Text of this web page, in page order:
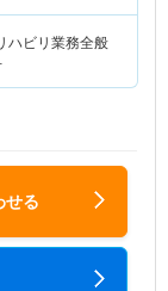
ハビリ業務全般
せる